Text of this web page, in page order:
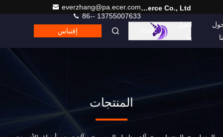
Hefei Purple Horn E-Commerce Co., Ltd.
everzhang@pa.ecer.com
86-- 13755007633
اتصل
بنا
Arabic إقتباس
المنتجات